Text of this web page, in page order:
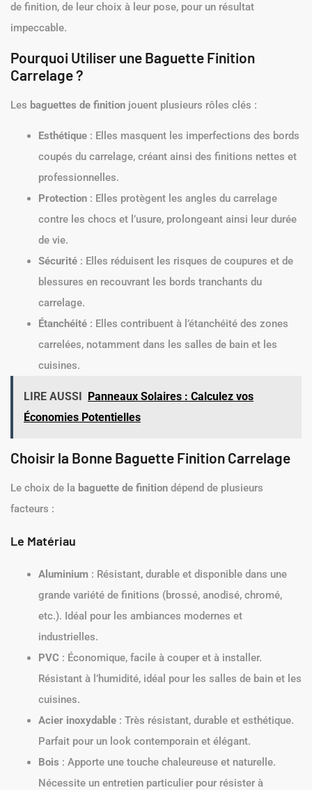
de finition, de leur choix à leur pose, pour un résultat
impeccable.
Pourquoi Utiliser une Baguette Finition
Carrelage ?
Les baguettes de finition jouent plusieurs rôles clés :
Esthétique : Elles masquent les imperfections des bords
coupés du carrelage, créant ainsi des finitions nettes et
professionnelles.
Protection : Elles protègent les angles du carrelage
contre les chocs et l’usure, prolongeant ainsi leur durée
de vie.
Sécurité : Elles réduisent les risques de coupures et de
blessures en recouvrant les bords tranchants du
carrelage.
Étanchéité : Elles contribuent à l’étanchéité des zones
carrelées, notamment dans les salles de bain et les
cuisines.
LIRE AUSSI Panneaux Solaires : Calculez vos
Économies Potentielles
Choisir la Bonne Baguette Finition Carrelage
Le choix de la baguette de finition dépend de plusieurs
facteurs :
Le Matériau
Aluminium : Résistant, durable et disponible dans une
grande variété de finitions (brossé, anodisé, chromé,
etc.). Idéal pour les ambiances modernes et
industrielles.
PVC : Économique, facile à couper et à installer.
Résistant à l’humidité, idéal pour les salles de bain et les
cuisines.
Acier inoxydable : Très résistant, durable et esthétique.
Parfait pour un look contemporain et élégant.
Bois : Apporte une touche chaleureuse et naturelle.
Nécessite un entretien particulier pour résister à